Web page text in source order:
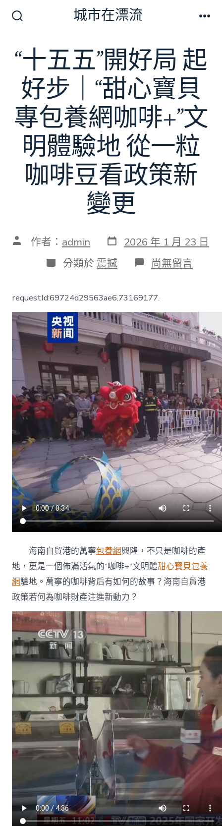
換
關
城市在漂流
“十五五”開好局 起
好步｜“甜心寶貝
專包養網咖啡+”文
明體驗地 從一粒
咖啡豆看政策新
變更
文 作者： admin 發
表
日
期
2026 年 1 月 23 日
分
類
分類於 震撼 在
〈“十
五”
開
好
局
起
好
步
｜
“甜
心
寶
貝
專
包
養
網
咖
啡
+”
文
明
體
驗
地
從
粒
咖
啡
豆
看
策
更〉
中
尚無留言
requestId:69724d29563ae6.73169177.
海南自貿港的萬寧包養網興隆，不只是咖啡的產
地，更是一個佈滿活氣的“咖啡+”文明體甜心寶貝包養
網驗地。萬寧的咖啡背后有如何的故事？海南自貿港
政策若何為咖啡財產注進新動力？